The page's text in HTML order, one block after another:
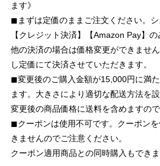
ます》
◼︎まずは定価のままご注文ください。
【クレジット決済】【Amazon Pay】の
他の決済の場合は価格変更ができませ
し定価にて決済させていただきます。
◼︎変更後のご購入金額が15,000円に満
ます。大きさにより適切な配送方法を
変更後の商品価格に送料を含めますので
◼︎クーポンは使用不可です。クーポン
きませんのでご注意ください。
クーポン適用商品との同時購入もできま